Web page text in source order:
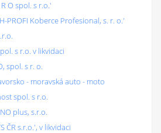
R O spol. s r.o.'
PROFI Koberce Profesional, s. r. o.'
s r.o. v likvidaci
spol. s r. o.
- moravská auto - moto
spol. s r.o.
plus, s.r.o.
ČR s.r.o.', v likvidaci